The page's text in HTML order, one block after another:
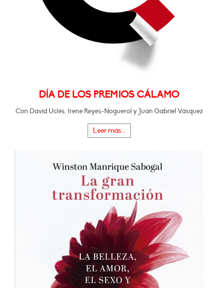
DÍA DE LOS PREMIOS CÁLAMO
Con David Uclés, Irene Reyes-Noguerol y Juan Gabriel Vásquez
Leer más...